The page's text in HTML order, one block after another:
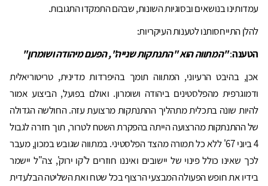
עמדותינו בנושאים ובסוגיות השונות, שבהם התמקדו התגובות.
להלן התייחסותנו לטענות העיקריות:
הטענה:"המתווה הוא "התנתקות שנייה", הפעם מיהודה ושומרון"
אכן, בהיבט הרעיוני, המתווה תומך בהיפרדות מדינית, טריטוריאלית
ודמוגרפית מהפלסטינים ביהודה ושומרון. ואולם בפועל, הביצוע אמור
להיות שונה בתכלית מתהליך ההתנתקות מרצועת עזה. החולשה הגדולה
של ההתנתקות מהרצועה הייתה בהפקרת השטח לטרור, תוך חזרה לגבול
4 ביוני 67' ללא כל תמורה מהצד הפלסטיני. במתווה שגובש במכון, מעבר
לכך שאינו כולל פינוי של יישובים ואיננו חוזרים ל'קו ירוק', צה"ל יישמר
בידיו את חופש הפעולה המבצעי הרצוף בכל שטח ואת השליטה הבלעדית